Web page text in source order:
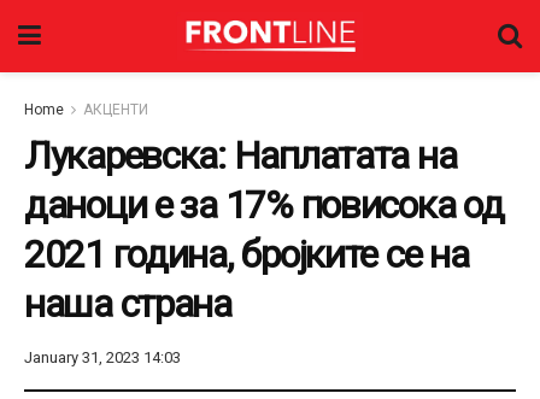
Home АКЦЕНТИ
Лукаревска: Наплатата на
даноци е за 17% повисока од
2021 година, бројките се на
наша страна
January 31, 2023 14:03